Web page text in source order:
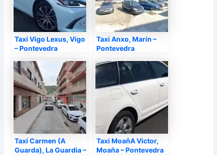
Taxi Vigo Lexus, Vigo
– Pontevedra
Taxi Anxo, Marín –
Pontevedra
Taxi Carmen (A
Guarda), La Guardia –
Taxi MoañA Victor,
Moaña – Pontevedra